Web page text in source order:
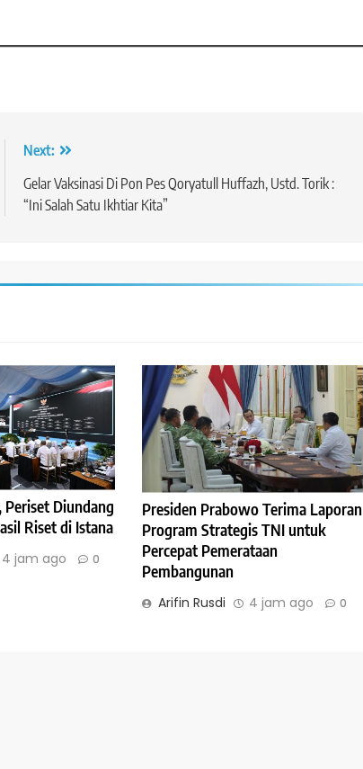
Next:
Gelar Vaksinasi Di Pon Pes Qoryatull Huffazh, Ustd. Torik :
“Ini Salah Satu Ikhtiar Kita”
Periset Diundang
Riset di Istana
4 jam ago 0
Presiden Prabowo Terima Laporan
Program Strategis TNI untuk
Percepat Pemerataan
Pembangunan
Arifin Rusdi 4 jam ago 0